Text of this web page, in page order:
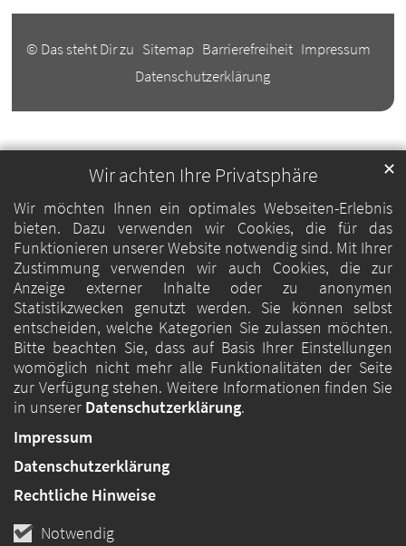
Wir achten Ihre Privatsphäre
Wir möchten Ihnen ein optimales Webseiten-Erlebnis
bieten. Dazu verwenden wir Cookies, die für das
Funktionieren unserer Website notwendig sind. Mit Ihrer
Zustimmung verwenden wir auch Cookies, die zur
Anzeige externer Inhalte oder zu anonymen
Statistikzwecken genutzt werden. Sie können selbst
entscheiden, welche Kategorien Sie zulassen möchten.
Bitte beachten Sie, dass auf Basis Ihrer Einstellungen
womöglich nicht mehr alle Funktionalitäten der Seite
zur Verfügung stehen. Weitere Informationen finden Sie
in unserer Datenschutzerklärung.
Notwendig
✕
Impressum
Datenschutzerklärung
Rechtliche Hinweise
© Das steht Dir zu Sitemap Barrierefreiheit Impressum
Datenschutzerklärung